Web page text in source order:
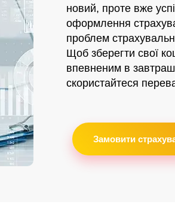
новий, проте вже
оформлення
проблем
Щоб зберегти свої
впевненим в
скористайтеся
Замовити